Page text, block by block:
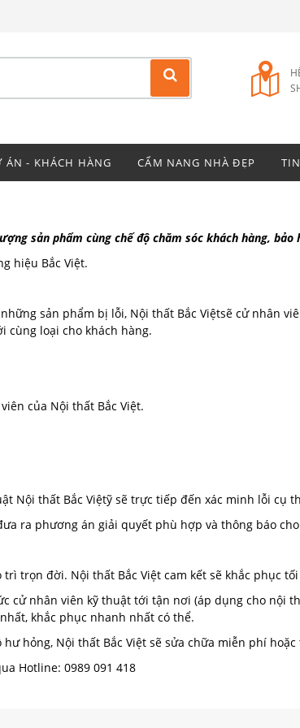
ÁN - KHÁCH HÀNG CẨM NANG NHÀ ĐẸP
sản phẩm cùng chế độ chăm sóc khách hàng,
hiệu Bắc Việt.
sản phẩm bị lỗi, Nội thất Bắc Việtsẽ cử nhân
cùng loại cho khách hàng.
của Nội thất Bắc Việt.
Nội thất Bắc Việtỹ sẽ trực tiếp đến xác minh lỗi cụ
ra phương án giải quyết phù hợp và thông báo
trọn đời. Nội thất Bắc Việt cam kết sẽ khắc phục
cử nhân viên kỹ thuật tới tận nơi (áp dụng cho nội
khắc phục nhanh nhất có thể.
hỏng, Nội thất Bắc Việt sẽ sửa chữa miễn phí
Hotline: 0989 091 418